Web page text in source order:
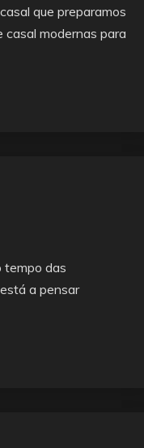
que preparamos
casal modernas para
tempo das
a pensar